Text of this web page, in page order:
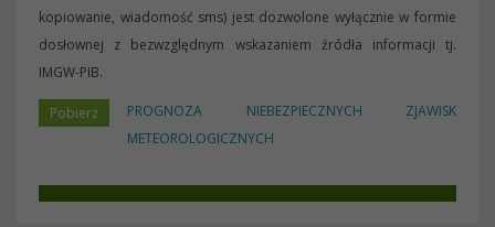
kopiowanie, wiadomość sms) jest dozwolone wyłącznie w formie
dosłownej z bezwzględnym wskazaniem źródła informacji tj.
IMGW-PIB.
PROGNOZA NIEBEZPIECZNYCH ZJAWISK
METEOROLOGICZNYCH